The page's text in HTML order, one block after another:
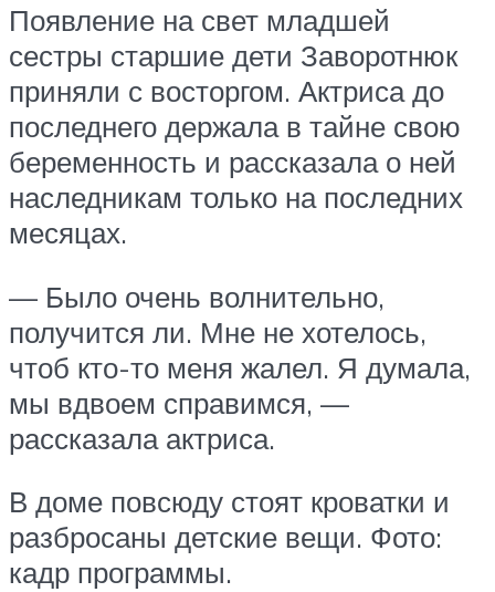
Появление на свет младшей
сестры старшие дети Заворотнюк
приняли с восторгом. Актриса до
последнего держала в тайне свою
беременность и рассказала о ней
наследникам только на последних
месяцах.
— Было очень волнительно,
получится ли. Мне не хотелось,
чтоб кто-то меня жалел. Я думала,
мы вдвоем справимся, —
рассказала актриса.
В доме повсюду стоят кроватки и
разбросаны детские вещи. Фото:
кадр программы.